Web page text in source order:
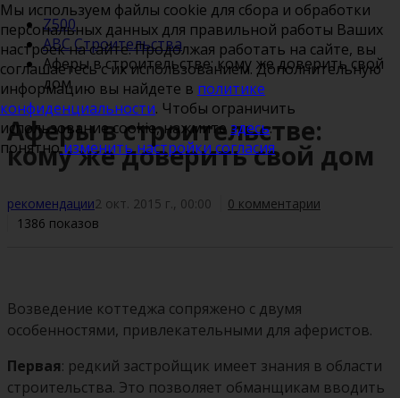
Z500
ABC Строительства
Аферы в строительстве: кому же доверить свой
дом
Аферы в строительстве:
кому же доверить свой дом
рекомендации2 окт. 2015 г., 00:00
0 комментарии
1386 показов
Возведение коттеджа сопряжено с двумя
особенностями, привлекательными для аферистов.
Первая: редкий застройщик имеет знания в области
строительства. Это позволяет обманщикам вводить
Мы используем файлы cookie для сбора и обработки
персональных данных для правильной работы Ваших
настроек на сайте. Продолжая работать на сайте, вы
соглашаетесь с их использованием. Дополнительную
информацию вы найдете в политике
конфиденциальности. Чтобы ограничить
использование cookie, нажмитездесь.
понятноизменить настройки согласия